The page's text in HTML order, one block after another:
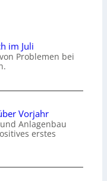
im Juli
Problemen bei
Vorjahr
Anlagenbau
erstes